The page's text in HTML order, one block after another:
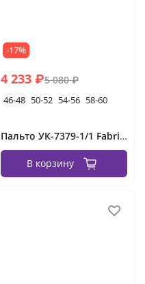
-17%
4 233 ₽5 080 ₽
46-48 50-52 54-56 58-60
Пальто УК-7379-1/1 Fabrika
В корзину